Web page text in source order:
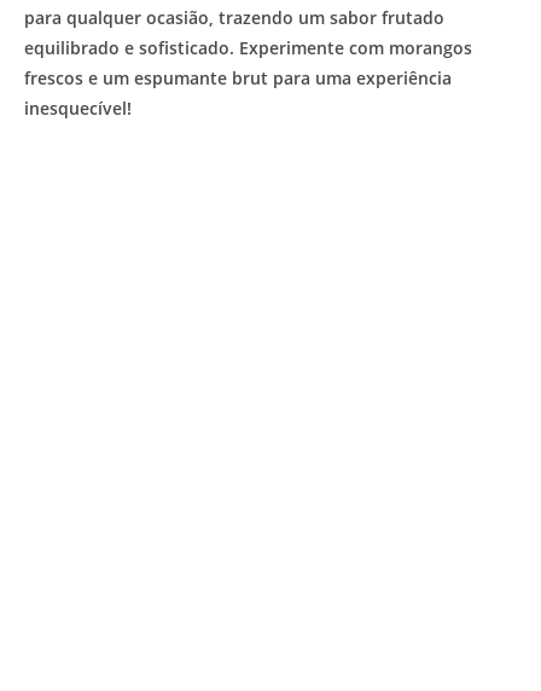
para qualquer ocasião, trazendo um sabor frutado
equilibrado e sofisticado. Experimente com morangos
frescos e um espumante brut para uma experiência
inesquecível!